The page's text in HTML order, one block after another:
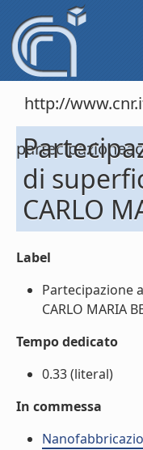
http://
di
CARLO
Label
Partecipazione
CARLO MARIA
Tempo dedicato
0.33 (literal)
In commessa